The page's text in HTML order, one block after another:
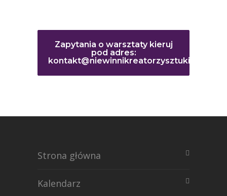
Zapytania o warsztaty kieruj
pod adres:
kontakt@niewinnikreatorzysztuki.pl
Strona główna
Kalendarz